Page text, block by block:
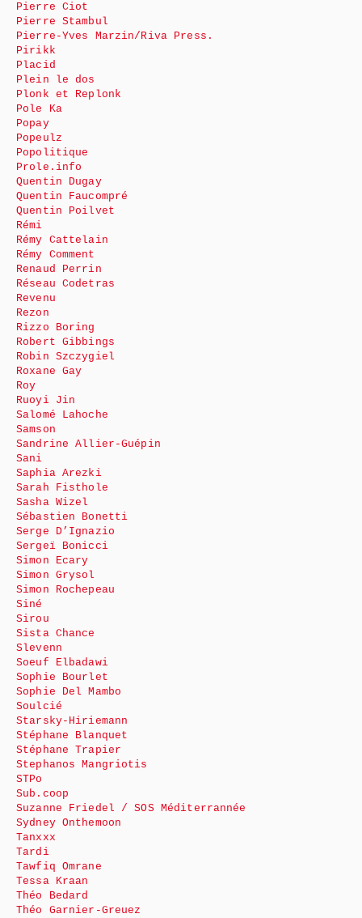
Pierre Ciot
Pierre Stambul
Pierre-Yves Marzin/Riva Press.
Pirikk
Placid
Plein le dos
Plonk et Replonk
Pole Ka
Popay
Popeulz
Popolitique
Prole.info
Quentin Dugay
Quentin Faucompré
Quentin Poilvet
Rémi
Rémy Cattelain
Rémy Comment
Renaud Perrin
Réseau Codetras
Revenu
Rezon
Rizzo Boring
Robert Gibbings
Robin Szczygiel
Roxane Gay
Roy
Ruoyi Jin
Salomé Lahoche
Samson
Sandrine Allier-Guépin
Sani
Saphia Arezki
Sarah Fisthole
Sasha Wizel
Sébastien Bonetti
Serge D’Ignazio
Sergeï Bonicci
Simon Ecary
Simon Grysol
Simon Rochepeau
Siné
Sirou
Sista Chance
Slevenn
Soeuf Elbadawi
Sophie Bourlet
Sophie Del Mambo
Soulcié
Starsky-Hiriemann
Stéphane Blanquet
Stéphane Trapier
Stephanos Mangriotis
STPo
Sub.coop
Suzanne Friedel / SOS Méditerrannée
Sydney Onthemoon
Tanxxx
Tardi
Tawfiq Omrane
Tessa Kraan
Théo Bedard
Théo Garnier-Greuez